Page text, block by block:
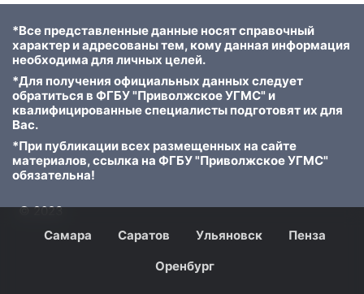
*Все представленные данные носят справочный
характер и адресованы тем, кому данная информация
необходима для личных целей.
*Для получения официальных данных следует
обратиться в ФГБУ "Приволжское УГМС" и
квалифицированные специалисты подготовят их для
Вас.
*При публикации всех размещенных на сайте
материалов, ссылка на ФГБУ "Приволжское УГМС"
обязательна!
© 2023
Самара
Саратов Ульяновск
Пенза
Оренбург